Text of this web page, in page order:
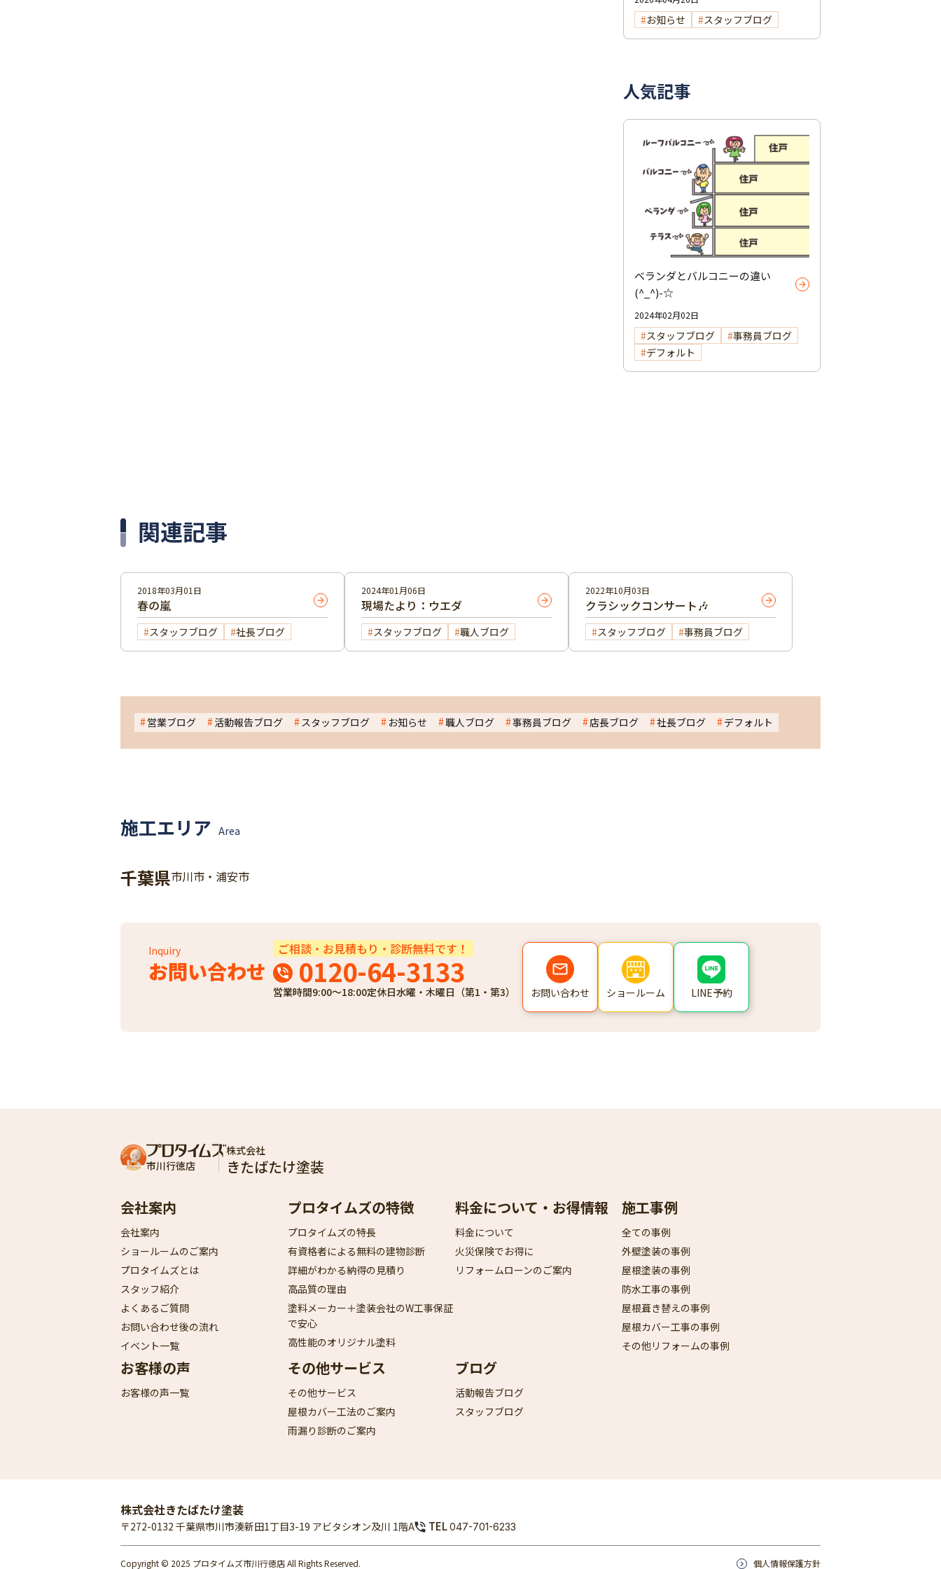
お知らせ スタッフブログ
人気記事
ベランダとバルコニーの違い
(^_^)-☆
2024年02月02日
スタッフブログ
事務員ブログ
デフォルト
関連記事
2018年03月01日
春の嵐
スタッフブログ 社長ブログ
2024年01月06日
現場たより：ウエダ
スタッフブログ 職人ブログ
2022年10月03日
クラシックコンサート🎶
スタッフブログ 事務員ブログ
営業ブログ 活動報告ブログ スタッフブログ お知らせ 職人ブログ 事務員ブログ 店長ブログ 社長ブログ デフォルト
施工エリア Area
千葉県市川市・浦安市
お問い合わせ
Inquiry ご相談・お見積もり・診断無料です！
0120-64-3133
営業時間9:00～18:00定休日水曜・木曜日（第1・第3） お問い合わせ ショールーム LINE予約
市川行徳店
株式会社
きたばたけ塗装
会社案内
会社案内
ショールームのご案内
プロタイムズとは
スタッフ紹介
よくあるご質問
お問い合わせ後の流れ
イベント一覧
プロタイムズの特徴
プロタイムズの特長
有資格者による無料の建物診断
詳細がわかる納得の見積り
高品質の理由
塗料メーカー＋塗装会社のW工事保証
で安心
高性能のオリジナル塗料
料金について・お得情報
料金について
火災保険でお得に
リフォームローンのご案内
施工事例
全ての事例
外壁塗装の事例
屋根塗装の事例
防水工事の事例
屋根葺き替えの事例
屋根カバー工事の事例
その他リフォームの事例
お客様の声
お客様の声一覧
その他サービス
その他サービス
屋根カバー工法のご案内
雨漏り診断のご案内
ブログ
活動報告ブログ
スタッフブログ
株式会社きたばたけ塗装
〒272-0132 千葉県市川市湊新田1丁目3-19 アビタシオン及川 1階A TEL047-701-6233
Copyright © 2025 プロタイムズ市川行徳店 All Rights Reserved. 個人情報保護方針